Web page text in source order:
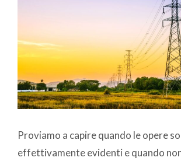
Proviamo a capire quando le opere
effettivamente evidenti e quando